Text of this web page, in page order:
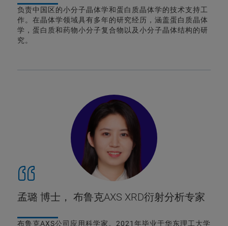
负责中国区的小分子晶体学和蛋白质晶体学的技术支持工
作。在晶体学领域具有多年的研究经历，涵盖蛋白质晶体
学，蛋白质和药物小分子复合物以及小分子晶体结构的研
究。
孟璐 博士， 布鲁克AXS XRD衍射分析专家
布鲁克AXS公司应用科学家。2021年毕业于华东理工大学